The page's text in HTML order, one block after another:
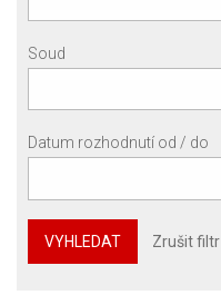
Soud
Datum rozhodnutí od / do
VYHLEDAT Zrušit filtr